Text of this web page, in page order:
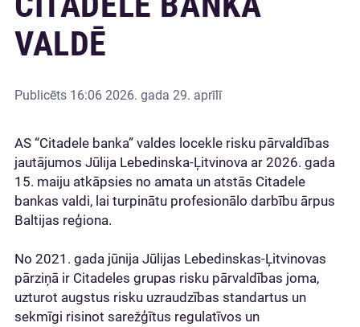
VALDĒ
Publicēts 16:06 2026. gada 29. aprīlī
AS “Citadele banka” valdes locekle risku pārvaldības
jautājumos Jūlija Lebedinska-Ļitvinova ar 2026. gada
15. maiju atkāpsies no amata un atstās Citadele
bankas valdi, lai turpinātu profesionālo darbību ārpus
Baltijas reģiona.
No 2021. gada jūnija Jūlijas Lebedinskas-Ļitvinovas
pārziņā ir Citadeles grupas risku pārvaldības joma,
uzturot augstus risku uzraudzības standartus un
sekmīgi risinot sarežģītus regulatīvos un